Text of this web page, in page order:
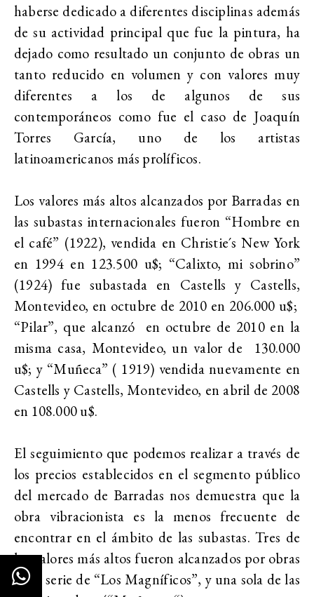
haberse dedicado a diferentes disciplinas además
de su actividad principal que fue la pintura, ha
dejado como resultado un conjunto de obras un
tanto reducido en volumen y con valores muy
diferentes a los de algunos de sus
contemporáneos como fue el caso de Joaquín
Torres García, uno de los artistas
latinoamericanos más prolíficos.
Los valores más altos alcanzados por Barradas en
las subastas internacionales fueron “Hombre en
el café” (1922), vendida en Christie´s New York
en 1994 en 123.500 u$; “Calixto, mi sobrino”
(1924) fue subastada en Castells y Castells,
Montevideo, en octubre de 2010 en 206.000 u$;
“Pilar”, que alcanzó en octubre de 2010 en la
misma casa, Montevideo, un valor de 130.000
u$; y “Muñeca” ( 1919) vendida nuevamente en
Castells y Castells, Montevideo, en abril de 2008
en 108.000 u$.
El seguimiento que podemos realizar a través de
los precios establecidos en el segmento público
del mercado de Barradas nos demuestra que la
obra vibracionista es la menos frecuente de
encontrar en el ámbito de las subastas. Tres de
los valores más altos fueron alcanzados por obras
de la serie de “Los Magníficos”, y una sola de las